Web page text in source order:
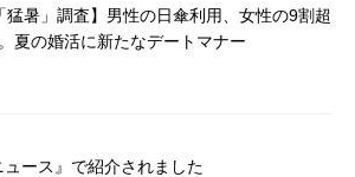
猛暑」調査】男性の日傘利用、女性の9割超
夏の婚活に新たなデートマナー
ース』で紹介されました